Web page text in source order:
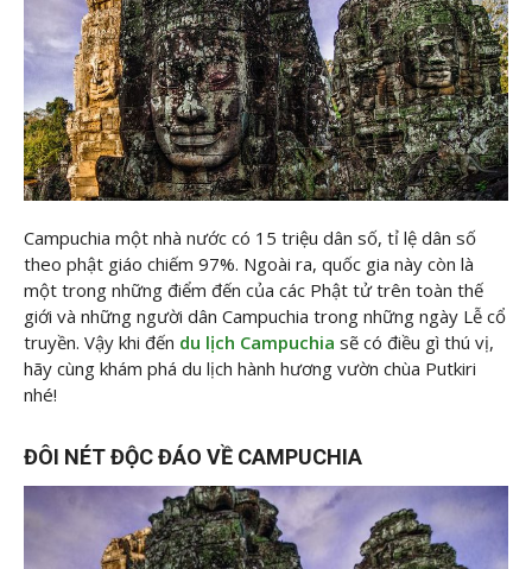
Campuchia một nhà nước có 15 triệu dân số, tỉ lệ dân số
theo phật giáo chiếm 97%. Ngoài ra, quốc gia này còn là
một trong những điểm đến của các Phật tử trên toàn thế
giới và những người dân Campuchia trong những ngày Lễ cổ
truyền. Vậy khi đến du lịch Campuchia sẽ có điều gì thú vị,
hãy cùng khám phá du lịch hành hương vườn chùa Putkiri
nhé!
ĐÔI NÉT ĐỘC ĐÁO VỀ CAMPUCHIA